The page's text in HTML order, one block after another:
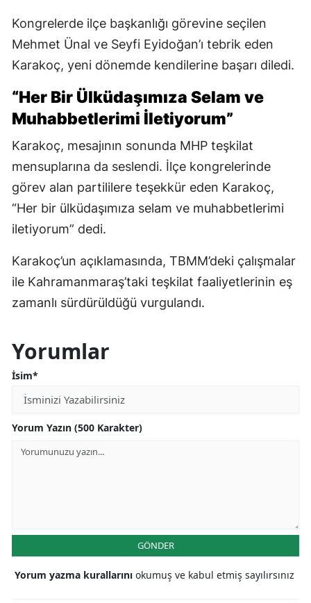
Kongrelerde ilçe başkanlığı görevine seçilen
Mehmet Ünal ve Seyfi Eyidoğan’ı tebrik eden
Karakoç, yeni dönemde kendilerine başarı diledi.
“Her Bir Ülküdaşımıza Selam ve
Muhabbetlerimi İletiyorum”
Karakoç, mesajının sonunda MHP teşkilat
mensuplarına da seslendi. İlçe kongrelerinde
görev alan partililere teşekkür eden Karakoç,
“Her bir ülküdaşımıza selam ve muhabbetlerimi
iletiyorum” dedi.
Karakoç’un açıklamasında, TBMM’deki çalışmalar
ile Kahramanmaraş’taki teşkilat faaliyetlerinin eş
zamanlı sürdürüldüğü vurgulandı.
Yorumlar
İsim*
Yorum Yazın (500 Karakter)
GÖNDER
Yorum yazma kurallarını okumuş ve kabul etmiş sayılırsınız